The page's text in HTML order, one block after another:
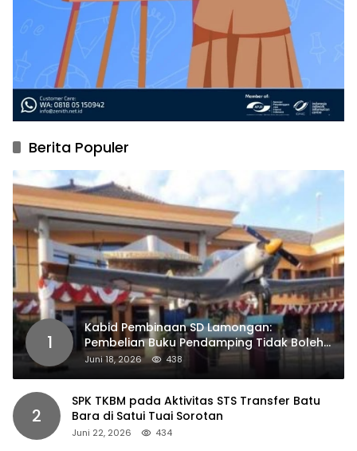
Berita Populer
1
Kabid Pembinaan SD Lamongan:
Pembelian Buku Pendamping Tidak Boleh
Dipaksakan
Juni 18, 2026 438
2
SPK TKBM pada Aktivitas STS Transfer Batu
Bara di Satui Tuai Sorotan
Juni 22, 2026 434